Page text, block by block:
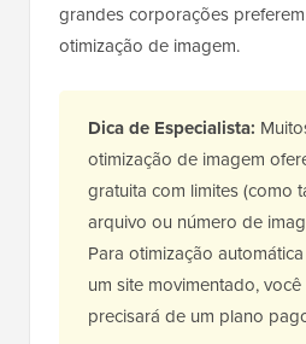
grandes corporações
otimização de imagem.
Dica de Especialista:
otimização de imagem
gratuita com limites (como
arquivo ou número de
Para otimização
um site movimentado,
precisará de um plano